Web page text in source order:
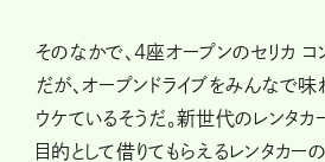
そのなかで、4座オープンのセリカ
だが、オープンドライブをみんなで
ウケているそうだ。新世代のレンタカ
目的として借りてもらえるレンタカー